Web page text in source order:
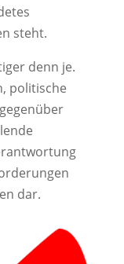
steht.
denn je.
politische
dar.